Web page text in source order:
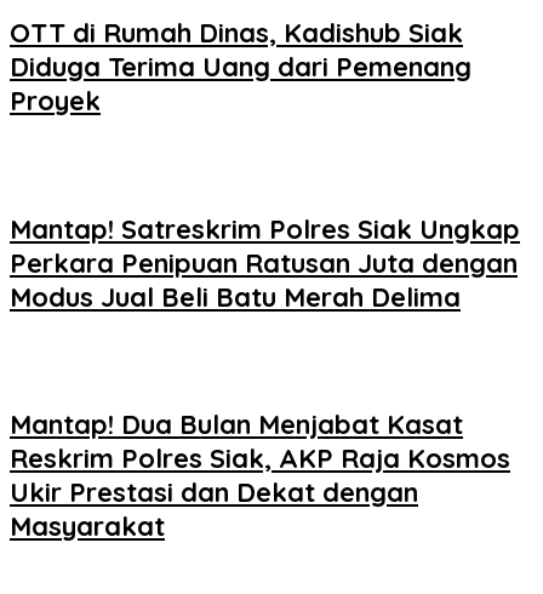
OTT di Rumah Dinas, Kadishub Siak
Diduga Terima Uang dari Pemenang
Proyek
Mantap! Satreskrim Polres Siak Ungkap
Perkara Penipuan Ratusan Juta dengan
Modus Jual Beli Batu Merah Delima
Mantap! Dua Bulan Menjabat Kasat
Reskrim Polres Siak, AKP Raja Kosmos
Ukir Prestasi dan Dekat dengan
Masyarakat